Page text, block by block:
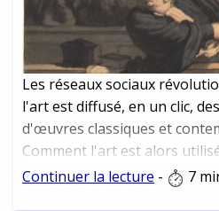
Les réseaux sociaux
l'art est diffusé, en un clic,
d'œuvres classiques et
Comment l'art est alors
toutes ces plateformes?
Continuer la lecture - 7